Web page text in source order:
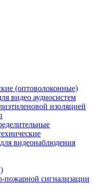
(оптоволоконные)
видео аудиосистем
изоляцией
видеонаблюдения
пожарной сигнализации